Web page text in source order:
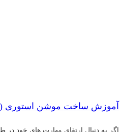
آموزش ساخت موشن استوری
اگر به دنبال ارتقای مهارت های خود